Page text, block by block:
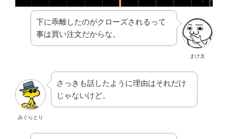
まけ太
下に乖離したのがクローズされるって
事は買い注文だからな。
みぐらとり
さっきも話したように理由はそれだけ
じゃないけど。